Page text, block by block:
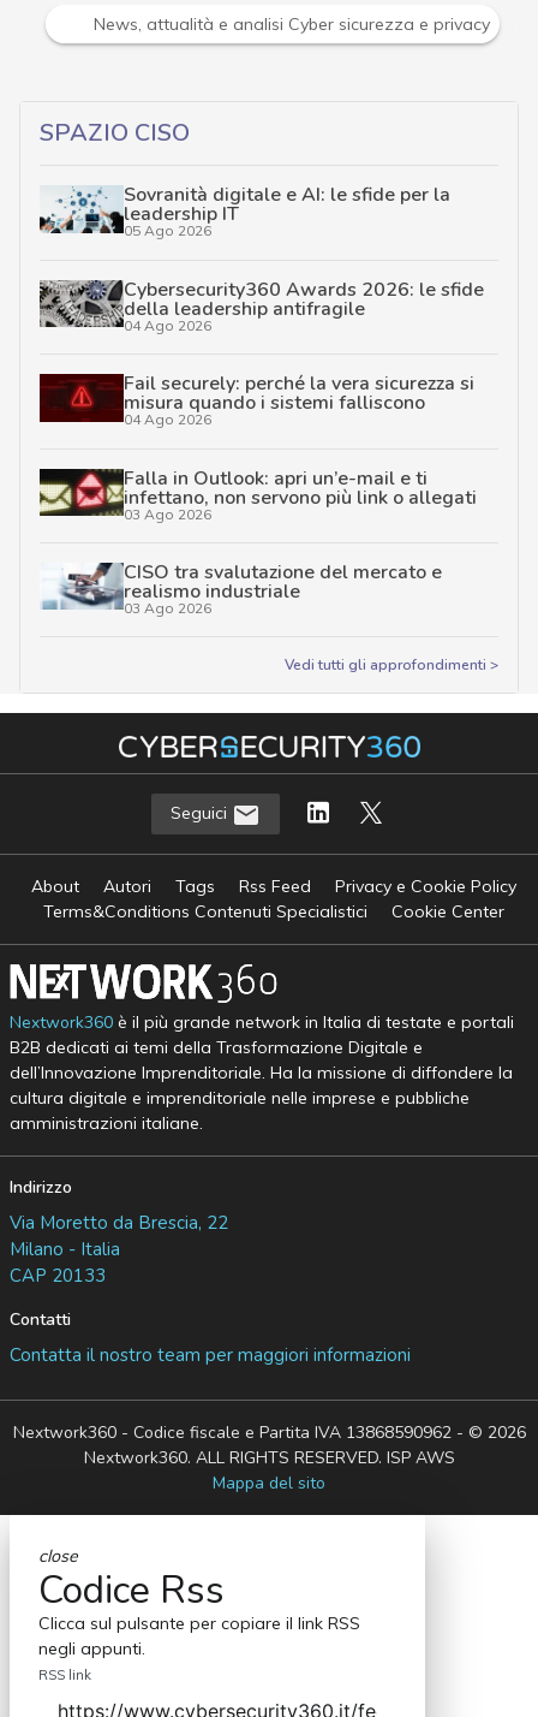
Attacchi hacker e Malware: le ultime news in tempo
SPAZIO CISO
Sovranità digitale e AI: le sfide per la
leadership IT
05 Ago 2026
Cybersecurity360 Awards 2026: le sfide
della leadership antifragile
04 Ago 2026
Fail securely: perché la vera sicurezza si
misura quando i sistemi falliscono
04 Ago 2026
Falla in Outlook: apri un’e-mail e ti
infettano, non servono più link o allegati
03 Ago 2026
CISO tra svalutazione del mercato e
realismo industriale
03 Ago 2026
Vedi tutti gli approfondimenti >
Seguici
About Autori Tags Rss Feed
Privacy e Cookie Policy
Terms&Conditions Contenuti Specialistici
Cookie Center
Nextwork360è il più grande network in Italia di testate e portali
B2B dedicati ai temi della Trasformazione Digitale e
dell’Innovazione Imprenditoriale. Ha la missione di diffondere la
cultura digitale e imprenditoriale nelle imprese e pubbliche
amministrazioni italiane.
Indirizzo
Via Moretto da Brescia, 22
Milano - Italia
CAP 20133
Contatti
Contatta il nostro team per maggiori informazioni
Nextwork360 - Codice fiscale e Partita IVA 13868590962 - © 2026
Nextwork360. ALL RIGHTS RESERVED. ISP AWS
Mappa del sito
close
Codice Rss
Clicca sul pulsante per copiare il link RSS
negli appunti.
RSS link